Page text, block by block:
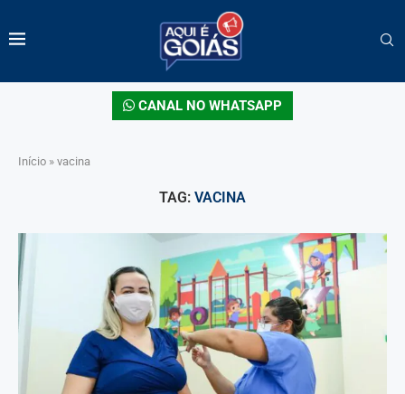
CANAL NO WHATSAPP
Início » vacina
TAG: VACINA